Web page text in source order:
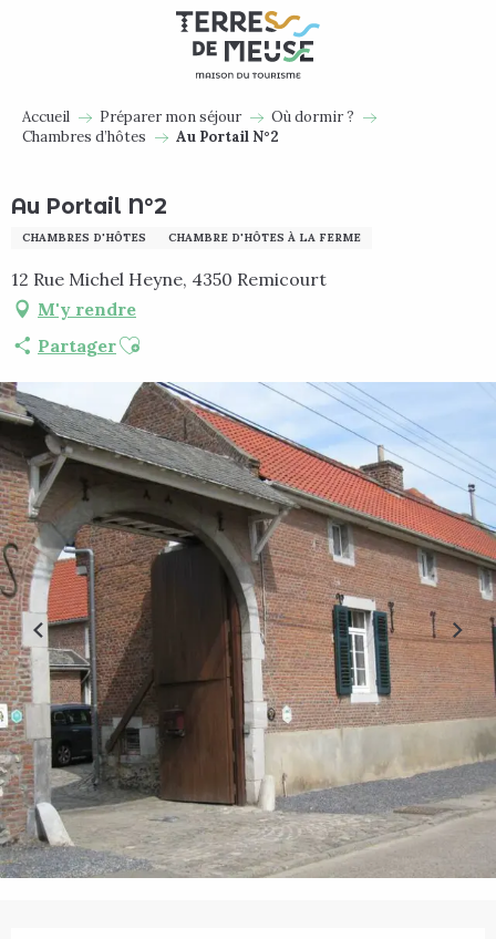
Accueil Préparer mon séjour
Où dormir ?
Chambres d’hôtes
Au Portail N°2
Au Portail N°2
CHAMBRES D'HÔTES CHAMBRE D'HÔTES À LA FERME
12 Rue Michel Heyne, 4350 Remicourt
M'y rendre
PartagerAjouter aux favoris